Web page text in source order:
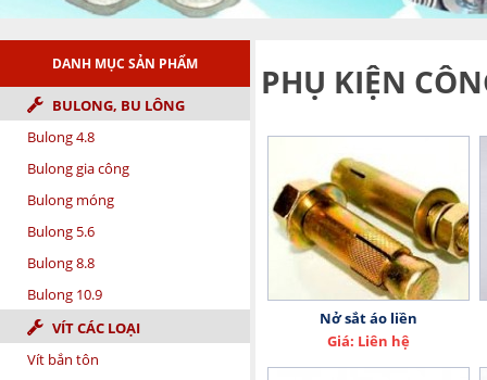
DANH MỤC SẢN PHẨM
BULONG, BU LÔNG
Bulong 4.8
Bulong gia công
Bulong móng
Bulong 5.6
Bulong 8.8
Bulong 10.9
VÍT CÁC LOẠI
Vít bắn tôn
PHỤ KIỆN
Nở sắt áo liền
Giá: Liên hệ